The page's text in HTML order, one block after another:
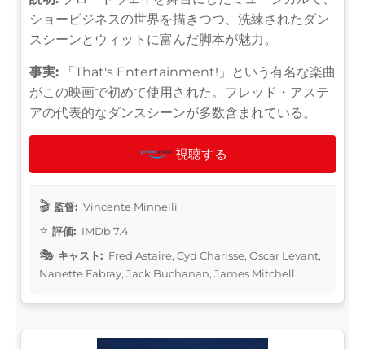
ショービジネスの世界を描きつつ、洗練されたダン
スシーンとウィットに富んだ脚本が魅力。
事実: 「That's Entertainment!」という有名な楽曲
がこの映画で初めて使用された。フレッド・アステ
アの代表的なダンスシーンが多数含まれている。
視聴する
監督: Vincente Minnelli
評価: IMDb 7.4
キャスト: Fred Astaire, Cyd Charisse, Oscar Levant,
Nanette Fabray, Jack Buchanan, James Mitchell